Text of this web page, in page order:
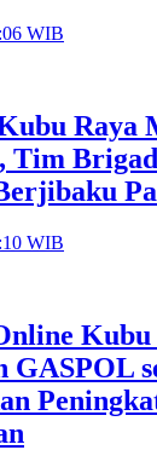
WIB
Raya
Tim
WIB
Kubu
GASPOL